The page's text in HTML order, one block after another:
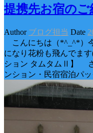
提携先お宿のご
Author ブログ担当 Date
こんにちは（*^_^*）
になり花粉も飛んでま
ション タムタムⅡ】
ンション・民宿宿泊パ